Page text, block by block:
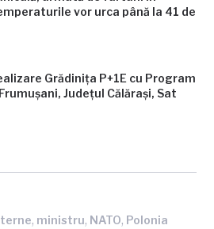
vor urca până la 41 de
Grădinița P+1E cu Program
Județul Călărași, Sat
, ministru, NATO, Polonia